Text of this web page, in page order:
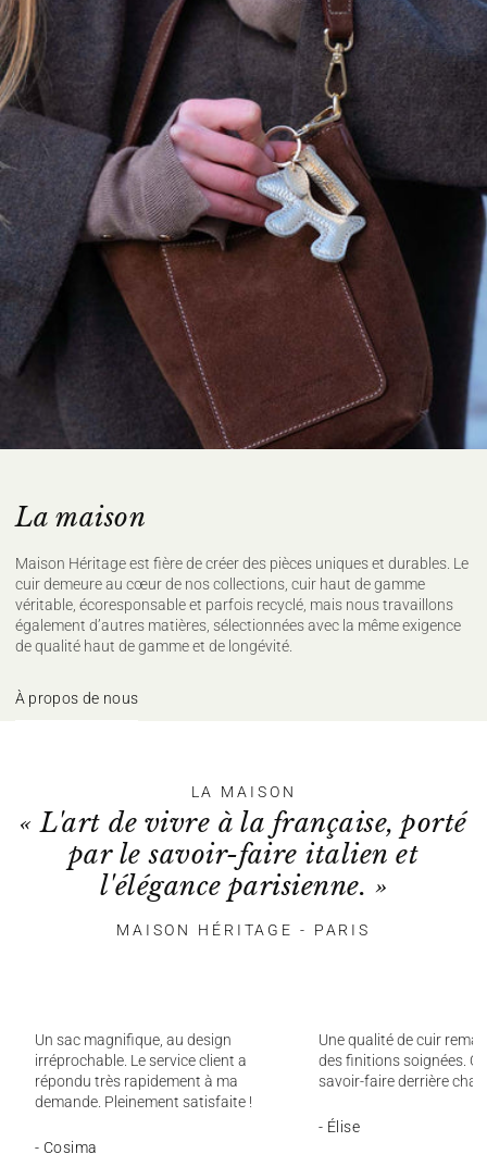
La maison
Maison Héritage est fière de créer des pièces uniques et durables. Le
cuir demeure au cœur de nos collections, cuir haut de gamme
véritable, écoresponsable et parfois recyclé, mais nous travaillons
également d’autres matières, sélectionnées avec la même exigence
de qualité haut de gamme et de longévité.
À propos de nous
LA MAISON
« L'art de vivre à la française, porté
par le savoir-faire italien et
l'élégance parisienne. »
MAISON HÉRITAGE - PARIS
Un sac magnifique, au design
irréprochable. Le service client a
répondu très rapidement à ma
demande. Pleinement satisfaite !
- Cosima
Une qualité de cuir
des finitions soignées.
savoir-faire derrière
- Élise